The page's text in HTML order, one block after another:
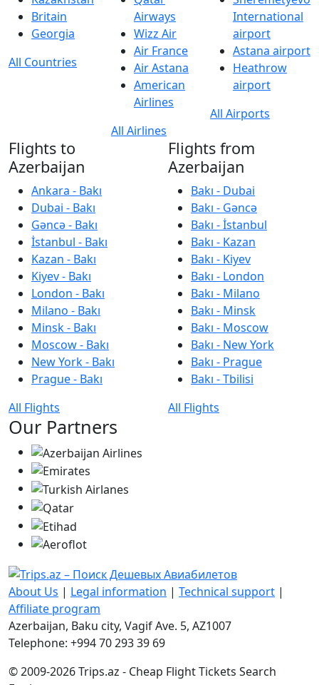
Britain
Georgia
All Countries
Airways
Wizz Air
Air France
Air Astana
American
Airlines
All Airlines
International
airport
Astana airport
Heathrow
airport
All Airports
Flights to
Azerbaijan
Ankara - Bakı
Dubai - Bakı
Gəncə - Bakı
İstanbul - Bakı
Kazan - Bakı
Kiyev - Bakı
London - Bakı
Milano - Bakı
Minsk - Bakı
Moscow - Bakı
New York - Bakı
Prague - Bakı
All Flights
Flights from
Azerbaijan
Bakı - Dubai
Bakı - Gəncə
Bakı - İstanbul
Bakı - Kazan
Bakı - Kiyev
Bakı - London
Bakı - Milano
Bakı - Minsk
Bakı - Moscow
Bakı - New York
Bakı - Prague
Bakı - Tbilisi
All Flights
Our Partners
About Us | Legal information | Technical support |
Affiliate program
Azerbaijan, Baku city, Vagif Ave. 5, AZ1007
Telephone: +994 70 293 39 69
© 2009-2026 Trips.az - Cheap Flight Tickets Search